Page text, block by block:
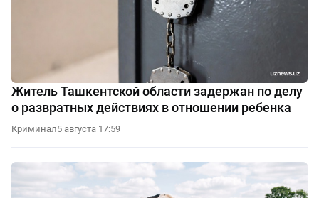
Житель Ташкентской области задержан по делу
о развратных действиях в отношении ребенка
Криминал5 августа 17:59